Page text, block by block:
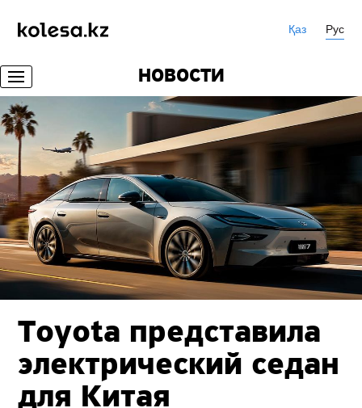
Қаз Рус
НОВОСТИ
Toyota представила
электрический седан
для Китая